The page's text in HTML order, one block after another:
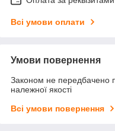
Всі умови оплати
Умови повернення
Законом не передбачено
належної якості
Всі умови повернення